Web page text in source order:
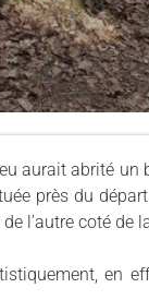
aurait abrité
près du
l’autre coté de
en